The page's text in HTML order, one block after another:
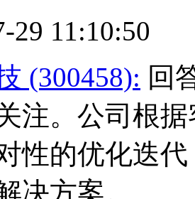
29 11:10:50
(300458): 回
注。公司根
性的优化迭
决方案。